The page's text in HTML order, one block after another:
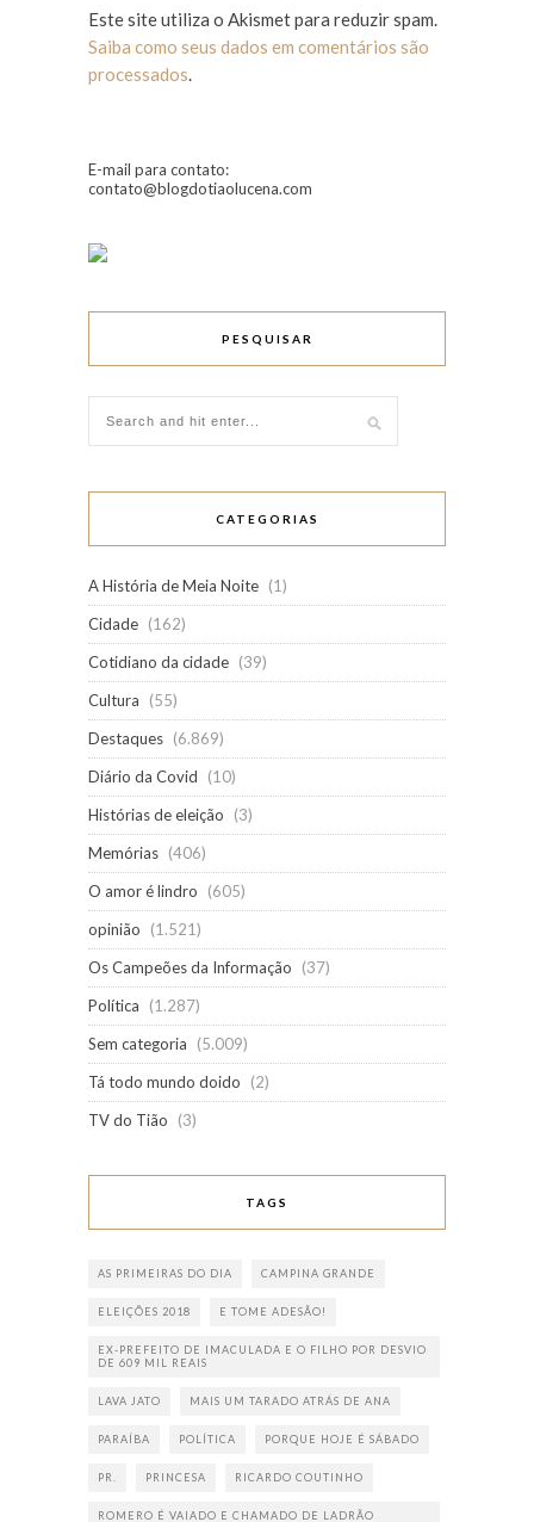
Este site utiliza o Akismet para reduzir spam.
Saiba como seus dados em comentários são
processados.
E-mail para contato:
contato@blogdotiaolucena.com
PESQUISAR
CATEGORIAS
A História de Meia Noite (1)
Cidade (162)
Cotidiano da cidade (39)
Cultura
(55)
Destaques (6.869)
Diário da Covid
(10)
Histórias de eleição
(3)
Memórias (406)
O amor é lindro
(605)
opinião
(1.521)
Os Campeões da Informação
(37)
Política
(1.287)
Sem categoria
(5.009)
Tá todo mundo doido
(2)
TV do Tião
(3)
TAGS
AS PRIMEIRAS DO DIA CAMPINA GRANDE
ELEIÇÕES 2018 E TOME ADESÃO!
EX-PREFEITO DE IMACULADA E O FILHO POR DESVIO
DE 609 MIL REAIS
LAVA JATO MAIS UM TARADO ATRÁS DE ANA
PARAÍBA POLÍTICA PORQUE HOJE É SÁBADO
PR. PRINCESA RICARDO COUTINHO
ROMERO É VAIADO E CHAMADO DE LADRÃO